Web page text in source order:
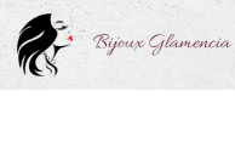
Bijoux Glamencia